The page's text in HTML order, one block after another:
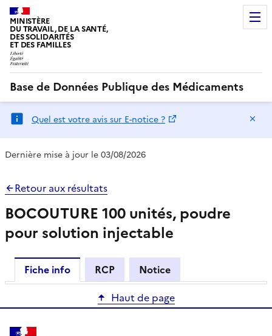
MINISTÈRE
DU TRAVAIL, DE LA SANTÉ,
DES SOLIDARITÉS
ET DES FAMILLES
Base de Données Publique des Médicaments
Quel est votre avis sur E-notice ?
Dernière mise à jour le 03/08/2026
Retour aux résultats
BOCOUTURE 100 unités, poudre
pour solution injectable
Fiche info RCP
Notice
Haut de page